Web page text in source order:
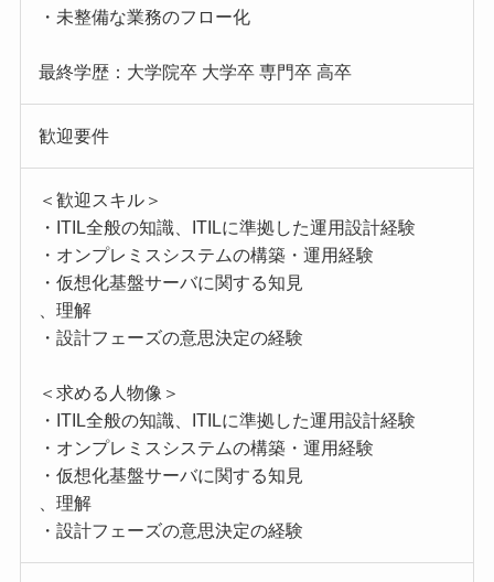
・未整備な業務のフロー化
最終学歴：大学院卒 大学卒 専門卒 高卒
歓迎要件
＜歓迎スキル＞
・ITIL全般の知識、ITILに準拠した運用設計経験
・オンプレミスシステムの構築・運用経験
・仮想化基盤サーバに関する知見
、理解
・設計フェーズの意思決定の経験
＜求める人物像＞
・ITIL全般の知識、ITILに準拠した運用設計経験
・オンプレミスシステムの構築・運用経験
・仮想化基盤サーバに関する知見
、理解
・設計フェーズの意思決定の経験